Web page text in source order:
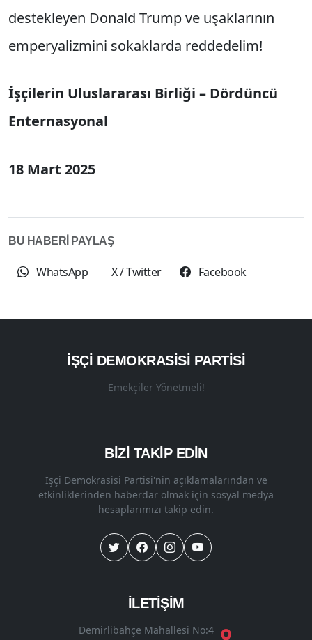
destekleyen Donald Trump ve uşaklarının
emperyalizmini sokaklarda reddedelim!
İşçilerin Uluslararası Birliği – Dördüncü
Enternasyonal
18 Mart 2025
BU HABERİ PAYLAŞ
WhatsApp X / Twitter Facebook
İŞÇI DEMOKRASISI PARTISI
Emekçiler Yönetmeli!
BİZİ TAKİP EDİN
İşçi Demokrasisi Partisi'nin açıklamalarından ve
etkinliklerinden haberdar olmak için sosyal medya
hesaplarımızı takip edin.
İLETİŞİM
Demirlibahçe Mahallesi No:4